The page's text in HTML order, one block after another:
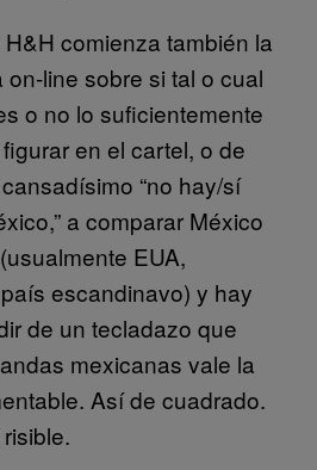
comienza también la
line sobre si tal o cual
o no lo suficientemente
en el cartel, o de
“no hay/sí
a comparar México
EUA,
escandinavo) y hay
de un tecladazo que
mexicanas vale la
Así de cuadrado.